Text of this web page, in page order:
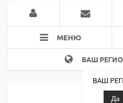
МЕНЮ
ВАШ
ВАШ
Да